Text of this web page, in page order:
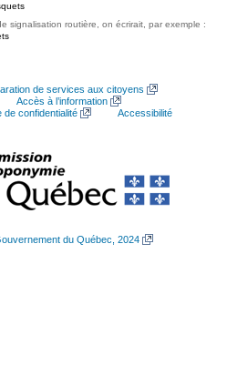
signalisation routière, on écrirait, par exemple :
de services aux citoyens
Accès à l’information
de confidentialité
Accessibilité
du Québec, 2024